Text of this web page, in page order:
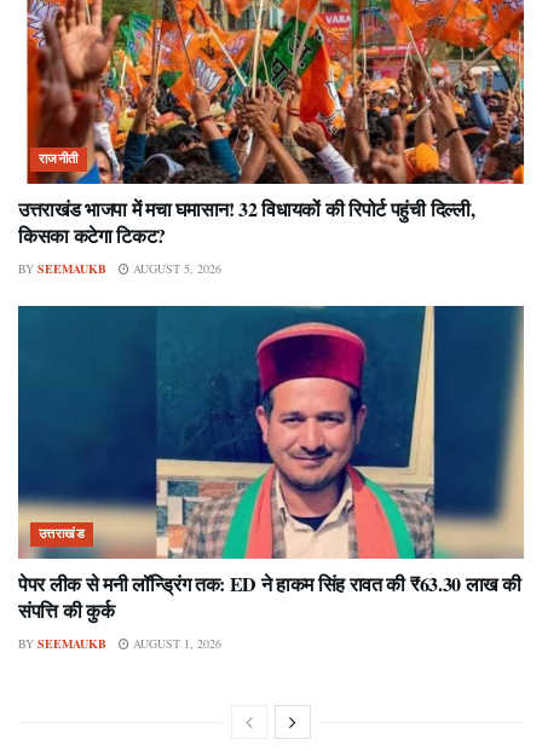
राजनीती
उत्तराखंड भाजपा में मचा घमासान! 32 विधायकों की रिपोर्ट पहुंची दिल्ली,
किसका कटेगा टिकट?
BY SEEMAUKB AUGUST 5, 2026
उत्तराखंड
पेपर लीक से मनी लॉन्ड्रिंग तक: ED ने हाकम सिंह रावत की ₹63.30 लाख की
संपत्ति की कुर्क
BY SEEMAUKB AUGUST 1, 2026